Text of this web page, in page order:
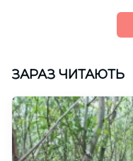
ЗАРАЗ ЧИТАЮТЬ